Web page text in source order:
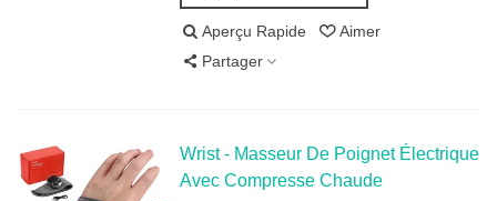
Aperçu Rapide
Aimer
Partager
Wrist - Masseur De Poignet Électrique
Avec Compresse Chaude